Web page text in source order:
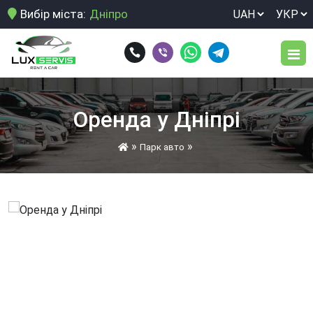
Вибір міста: Дніпро
Парк авто
Послуги
Довгострокова оренда автомобіля
Нічне розвезення персоналу
Умови оренди
Відгуки
Оренда у Дніпрі
» Парк авто »